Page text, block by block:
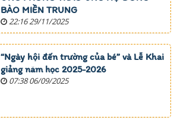
BÀO MIỀN TRUNG
22:16 29/11/2025
“Ngày hội đến trường của bé” và Lễ Khai
giảng năm học 2025-2026
07:38 06/09/2025